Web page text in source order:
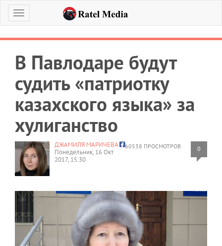
Меню
В Павлодаре будут
судить «патриотку
казахского языка» за
хулиганство
60538 ПРОСМОТРОВ 0
ДЖАМИЛЯ МАРИЧЕВА
Понедельник, 16 Окт
2017, 15:30